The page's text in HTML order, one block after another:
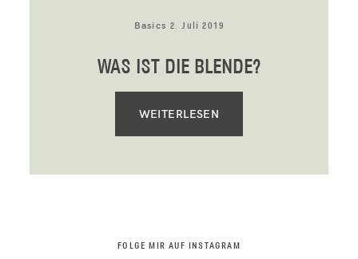
Basics 2. Juli 2019
WAS IST DIE BLENDE?
WEITERLESEN
FOLGE MIR AUF INSTAGRAM